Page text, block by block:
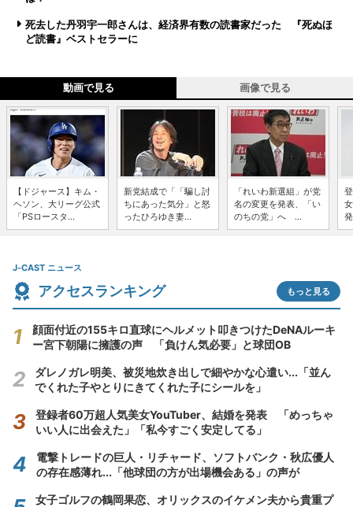
死去した丹羽宇一郎さんは、経済界有数の読書家だった 『死ぬほ
ど読書』ベストセラーに
動画で見る 画像で見る
【ドジャース】キム・
ヘソン、大リーグ公式
「PSロースタ...
新党結成で「「騙し討
ちにあった気分」と怒
ったひろゆき妻...
「れいわ新選組」が党
名の変更を発表、「い
のちの党」へ ...
J-CAST ニュース
アクセスランキング もっと見る
顔面付近の155キロ直球にヘルメット叩きつけたDeNAルーキ
ー宮下朝陽に擁護の声 「負けん気必要」と球団OB
ダレノガレ明美、被災地炊き出しで細やかな心遣い...「並ん
でくれた子やとりにきてくれた子にシールを」
登録者60万超人気美女YouTuber、結婚を発表 「めっちゃ
いい人に出会えた」「私今すごく安定してる」
電撃トレードの巨人・リチャード、ソフトバンク・秋広優人
の存在感薄れ...「他球団の方が出場機会ある」の声が
女子ゴルフの鶴岡果恋、オリックスのイケメン夫から貴重プ